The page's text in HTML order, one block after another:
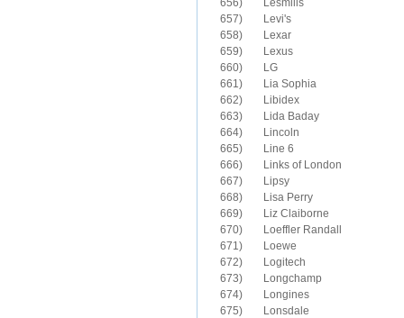
656)	Lesmills
657)	Levi's
658)	Lexar
659)	Lexus
660)	LG
661)	Lia Sophia
662)	Libidex
663)	Lida Baday
664)	Lincoln
665)	Line 6
666)	Links of London
667)	Lipsy
668)	Lisa Perry
669)	Liz Claiborne
670)	Loeffler Randall
671)	Loewe
672)	Logitech
673)	Longchamp
674)	Longines
675)	Lonsdale